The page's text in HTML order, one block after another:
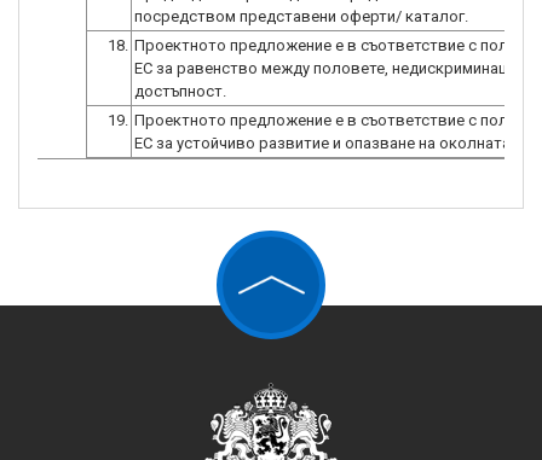
посредством представени оферти/ каталог.
18. Проектното предложение е в съответствие с
ЕС за равенство между половете, недискриминация и
достъпност.
19. Проектното предложение е в съответствие с
ЕС за устойчиво развитие и опазване на околната